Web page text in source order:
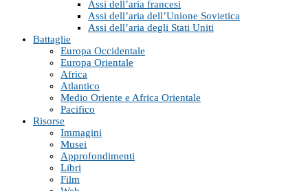
Assi dell’aria francesi
Assi dell’aria dell’Unione Sovietica
Assi dell’aria degli Stati Uniti
Battaglie
Europa Occidentale
Europa Orientale
Africa
Atlantico
Medio Oriente e Africa Orientale
Pacifico
Risorse
Immagini
Musei
Approfondimenti
Libri
Film